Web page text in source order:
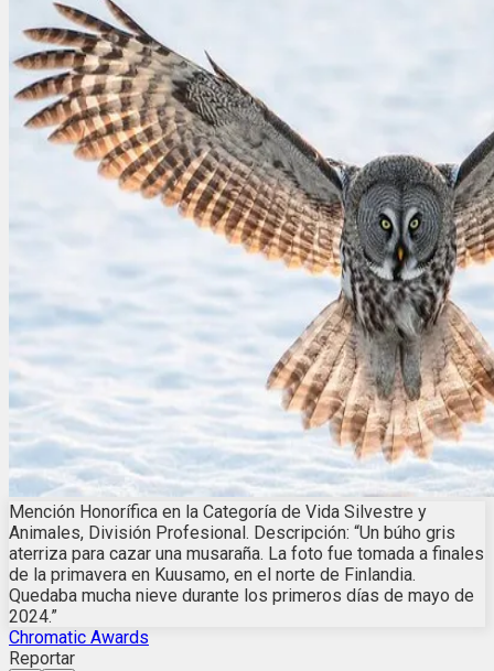
Mención Honorífica en la Categoría de Vida Silvestre y
Animales, División Profesional. Descripción: “Un búho gris
aterriza para cazar una musaraña. La foto fue tomada a finales
de la primavera en Kuusamo, en el norte de Finlandia.
Quedaba mucha nieve durante los primeros días de mayo de
2024.”
Chromatic Awards
Reportar